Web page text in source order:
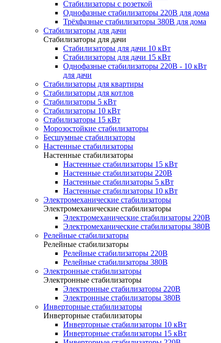
Стабилизаторы с розеткой
Однофазные стабилизаторы 220В для дома
Трёхфазные стабилизаторы 380В для дома
Стабилизаторы для дачи
Стабилизаторы для дачи
Стабилизаторы для дачи 10 кВт
Стабилизаторы для дачи 15 кВт
Однофазные стабилизаторы 220В - 10 кВт
для дачи
Стабилизаторы для квартиры
Стабилизаторы для котлов
Стабилизаторы 5 кВт
Стабилизаторы 10 кВт
Стабилизаторы 15 кВт
Морозостойкие стабилизаторы
Бесшумные стабилизаторы
Настенные стабилизаторы
Настенные стабилизаторы
Настенные стабилизаторы 15 кВт
Настенные стабилизаторы 220В
Настенные стабилизаторы 5 кВт
Настенные стабилизаторы 10 кВт
Электромеханические стабилизаторы
Электромеханические стабилизаторы
Электромеханические стабилизаторы 220В
Электромеханические стабилизаторы 380В
Релейные стабилизаторы
Релейные стабилизаторы
Релейные стабилизаторы 220В
Релейные стабилизаторы 380В
Электронные стабилизаторы
Электронные стабилизаторы
Электронные стабилизаторы 220В
Электронные стабилизаторы 380В
Инверторные стабилизаторы
Инверторные стабилизаторы
Инверторные стабилизаторы 10 кВт
Инверторные стабилизаторы 15 кВт